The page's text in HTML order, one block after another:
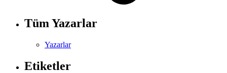
Tüm Yazarlar
Yazarlar
Etiketler